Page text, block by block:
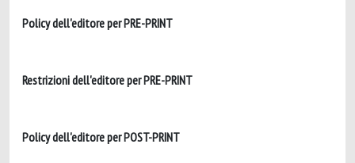
Policy dell'editore per PRE-PRINT
Restrizioni dell'editore per PRE-PRINT
Policy dell'editore per POST-PRINT